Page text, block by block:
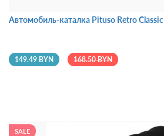
Автомобиль-каталка Pituso Retro
149.49 BYN 168.50 BYN
SALE